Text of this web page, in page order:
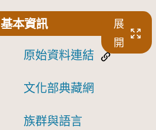
基本資訊
展
開
原始資料連結
文化部典藏網
族群與語言